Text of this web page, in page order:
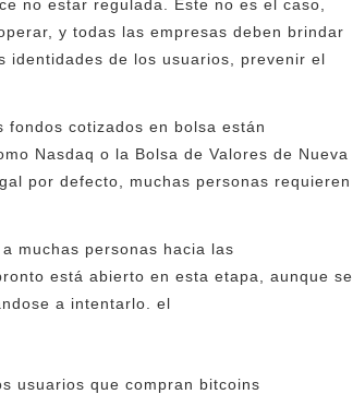
no estar regulada. Este no es el caso,
y todas las empresas deben brindar
identidades de los usuarios, prevenir el
cotizados en bolsa están
Nasdaq o la Bolsa de Valores de Nueva
por defecto, muchas personas requieren
muchas personas hacia las
está abierto en esta etapa, aunque se
a intentarlo. el
usuarios que compran bitcoins